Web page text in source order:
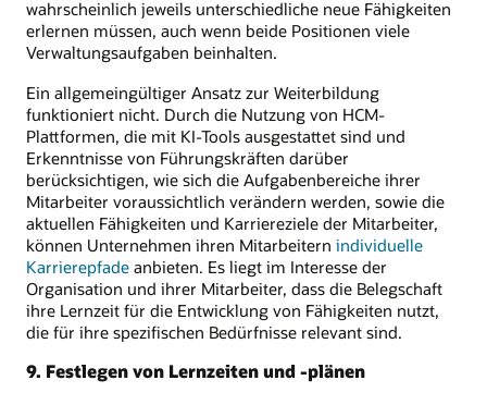
wahrscheinlich jeweils unterschiedliche neue Fähigkeiten
erlernen müssen, auch wenn beide Positionen viele
Verwaltungsaufgaben beinhalten.
Ein allgemeingültiger Ansatz zur Weiterbildung
funktioniert nicht. Durch die Nutzung von HCM-
Plattformen, die mit KI-Tools ausgestattet sind und
Erkenntnisse von Führungskräften darüber
berücksichtigen, wie sich die Aufgabenbereiche ihrer
Mitarbeiter voraussichtlich verändern werden, sowie die
aktuellen Fähigkeiten und Karriereziele der Mitarbeiter,
können Unternehmen ihren Mitarbeitern individuelle
Karrierepfade anbieten. Es liegt im Interesse der
Organisation und ihrer Mitarbeiter, dass die Belegschaft
ihre Lernzeit für die Entwicklung von Fähigkeiten nutzt,
die für ihre spezifischen Bedürfnisse relevant sind.
9. Festlegen von Lernzeiten und -plänen